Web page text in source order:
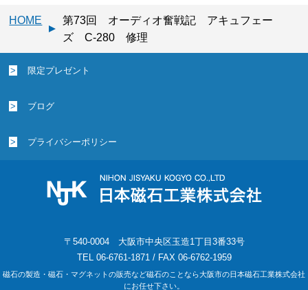
HOME
第73回 オーディオ奮戦記 アキュフェー
ズ C-280 修理
限定プレゼント
ブログ
プライバシーポリシー
〒540-0004 大阪市中央区玉造1丁目3番33号
TEL 06-6761-1871 / FAX 06-6762-1959
磁石の製造・磁石・マグネットの販売など磁石のことなら大阪市の日本磁石工業株式会社
にお任せ下さい。